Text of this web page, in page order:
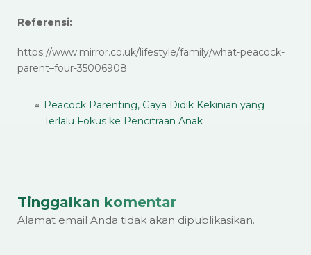
Referensi:
https://www.mirror.co.uk/lifestyle/family/what-peacock-
parent–four-35006908
Peacock Parenting, Gaya Didik Kekinian yang
Terlalu Fokus ke Pencitraan Anak
Tinggalkan komentar
Alamat email Anda tidak akan dipublikasikan.